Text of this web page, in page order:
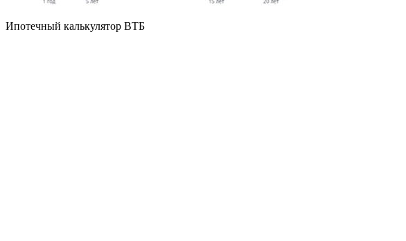
Ипотечный калькулятор ВТБ